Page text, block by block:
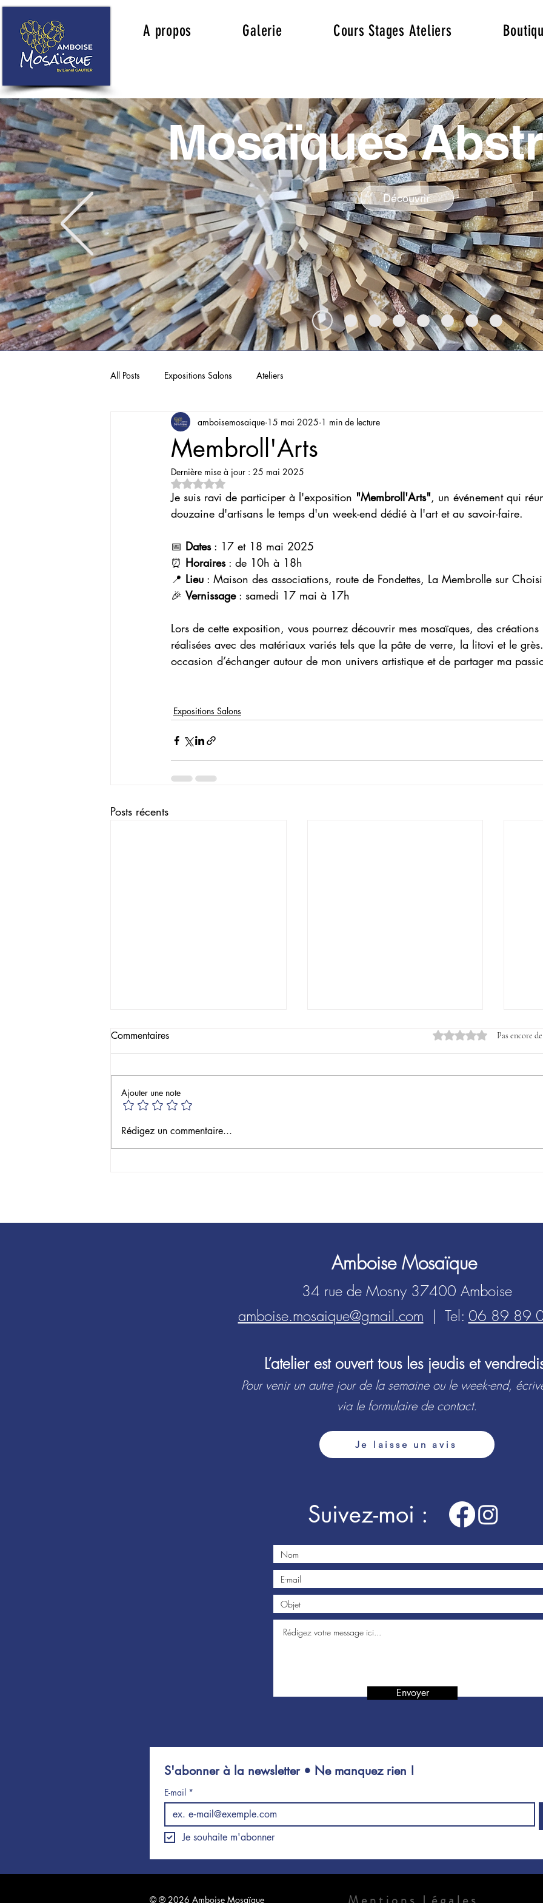
A propos Galerie Cours Stages Ateliers
Mosaïques
Découvrir
All Posts Expositions Salons Ateliers
Membroll'Arts
amboisemosaique 15 mai 2025 1 min de lecture
Dernière mise à jour : 25 mai 2025
Noté NaN étoiles sur 5.
Je suis ravi de participer à l'exposition "Membroll'Arts", un événement qui
douzaine d'artisans le temps d'un week-end dédié à l'art et au savoir-faire.
📅 Dates : 17 et 18 mai 2025
⏰ Horaires : de 10h à 18h
📍 Lieu : Maison des associations, route de Fondettes, La Membrolle sur
🎉 Vernissage : samedi 17 mai à 17h
Lors de cette exposition, vous pourrez découvrir mes mosaïques, des
réalisées avec des matériaux variés tels que la pâte de verre, la litovi et le
occasion d’échanger autour de mon univers artistique et de partager ma
Expositions Salons
Posts récents
Portes Ouvertes
de
Commentaires Noté 0 étoile sur 5.
Pas encore
Ajouter une note
Rédigez un commentaire...
Amboise Mosaïque
34 rue de Mosny 37400 Amboise
amboise.mosaique@gmail.com | Tel: 06 89 89
​L’atelier est ouvert tous les jeudis et
Pour venir un autre jour de la semaine ou le week-end,
via le formulaire de contact.
Je laisse un avis
Suivez-moi :
Envoyer
S'abonner à la newsletter • Ne manquez rien !
E-mail *
© ® 2026 Amboise Mosaïque